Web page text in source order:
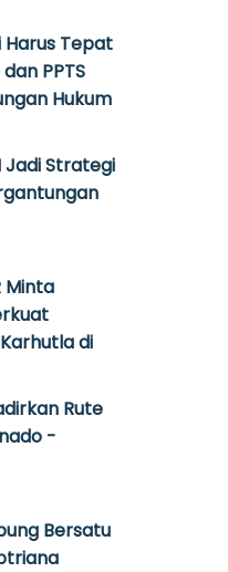
Harus Tepat
PPTS
Hukum
Jadi Strategi
Minta
di
Rute
-
Bersatu